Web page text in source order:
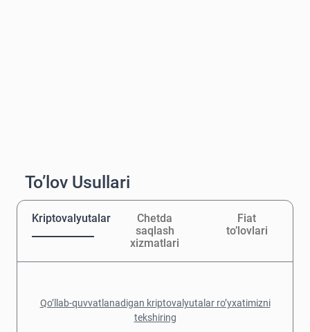
To’lov Usullari
Kriptovalyutalar
Chetda
saqlash
xizmatlari
Fiat
to’lovlari
Qo’llab-quvvatlanadigan kriptovalyutalar ro’yxatimizni
tekshiring